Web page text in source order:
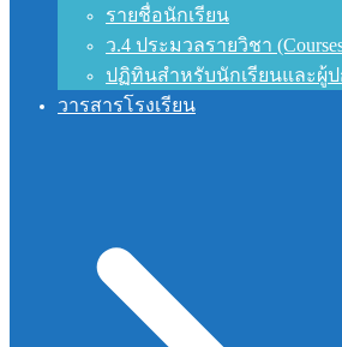
รายชื่อนักเรียน
ว.4 ประมวลรายวิชา
ปฏิทินสำหรับนักเรียนและผู้
วารสารโรงเรียน